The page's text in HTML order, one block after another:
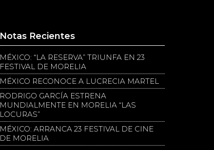
Notas Recientes
MÉXICO: “LA RESERVA” TRIUNFA EN 23
FESTIVAL DE MORELIA
MÉXICO RECONOCE A LUCRECIA MARTEL
RODRIGO GARCÍA ESTRENA
MUNDIALMENTE EN MORELIA “LAS
LOCURAS”
MÉXICO: ARRANCA 23 FESTIVAL DE CINE
DE MORELIA